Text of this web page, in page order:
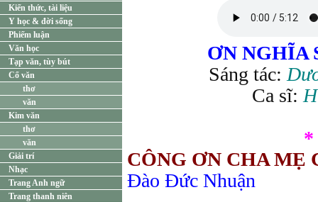
Kiến thức, tài liệu
Y học & đời sống
Phiếm luận
Văn học
Tạp văn, tùy bút
Cổ văn
thơ
văn
Kim văn
thơ
văn
Giải trí
Nhạc
Trang Anh ngữ
Trang thanh niên
ƠN NGHĨA
Sáng tác:
Ca sĩ:
*
CÔNG ƠN CHA MẸ
Đào Đức Nhuận